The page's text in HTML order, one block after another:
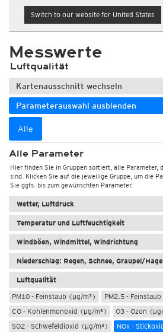
Switch to our website for United States
Messwerte
Luftqualität
Kartenausschnitt wechseln
Parameterauswahl ausblenden
Alle
Alle Parameter
Hier finden Sie in Gruppen sortiert, alle Parameter,
sind. Klicken Sie auf die jeweilige Gruppe, um die
Sie ggfs. bis zum gewünschten Parameter.
Wetter, Luftdruck
Temperatur und Luftfeuchtigkeit
Windböen, Windmittel, Windrichtung
Niederschlag: Regen, Schnee, Graupel/
Luftqualität
PM10 - Feinstaub (µg/m³)
PM2.5 -
CO - Kohlenmonoxid (µg/m³)
O3 - Ozon
SO2 - Schwefeldioxid (µg/m³)
NOx -